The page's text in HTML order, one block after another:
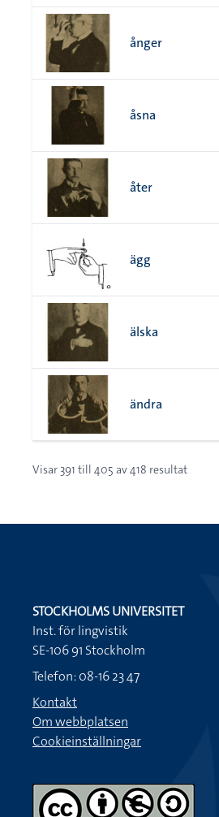
ånger
åsna
åter
ägg
älska
ändra
Visar 391 till 405 av418 resultat
STOCKHOLMS UNIVERSITET
Inst. för lingvistik
SE-106 91 Stockholm
Telefon: 08-16 23 47
Kontakt
Om webbplatsen
Cookieinställningar